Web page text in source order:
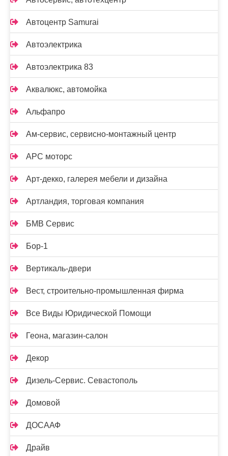
Автоцентр Samurai
Автоэлектрика
Автоэлектрика 83
Аквалюкс, автомойка
Альфапро
Ам-сервис, сервисно-монтажный центр
АРС моторс
Арт-декко, галерея мебели и дизайна
Артландия, торговая компания
БМВ Сервис
Бор-1
Вертикаль-двери
Вест, строительно-промышленная фирма
Все Виды Юридической Помощи
Геона, магазин-салон
Декор
Дизель-Сервис. Севастополь
Домовой
ДОСААФ
Драйв